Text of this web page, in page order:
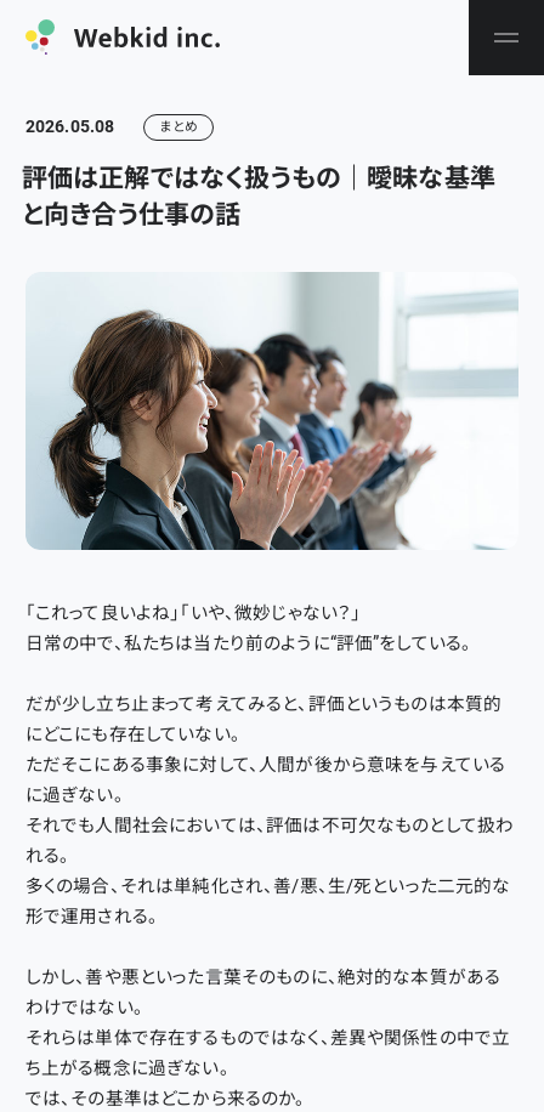
2026.05.08 まとめ
評価は正解ではなく扱うもの｜曖昧な基準
と向き合う仕事の話
「これって良いよね」「いや、微妙じゃない？」
日常の中で、私たちは当たり前のように“評価”をしている。
だが少し立ち止まって考えてみると、評価というものは本質的
にどこにも存在していない。
ただそこにある事象に対して、人間が後から意味を与えている
に過ぎない。
それでも人間社会においては、評価は不可欠なものとして扱わ
れる。
多くの場合、それは単純化され、善/悪、生/死といった二元的な
形で運用される。
しかし、善や悪といった言葉そのものに、絶対的な本質がある
わけではない。
それらは単体で存在するものではなく、差異や関係性の中で立
ち上がる概念に過ぎない。
では、その基準はどこから来るのか。